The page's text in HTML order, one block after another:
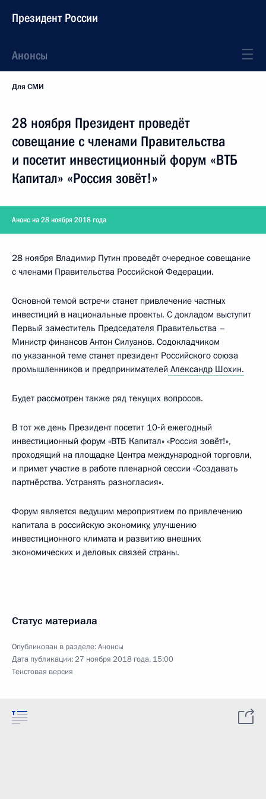
Президент России
Анонсы
Для СМИ
28 ноября Президент проведёт
совещание с членами Правительства
и посетит инвестиционный форум «ВТБ
Капитал» «Россия зовёт!»
Анонс на 28 ноября 2018 года
28 ноября Владимир Путин проведёт очередное совещание
с членами Правительства Российской Федерации.
Основной темой встречи станет привлечение частных
инвестиций в национальные проекты. С докладом выступит
Первый заместитель Председателя Правительства –
Министр финансов Антон Силуанов. Содокладчиком
по указанной теме станет президент Российского союза
промышленников и предпринимателей Александр Шохин.
Будет рассмотрен также ряд текущих вопросов.
В тот же день Президент посетит 10‑й ежегодный
инвестиционный форум «ВТБ Капитал» «Россия зовёт!»,
проходящий на площадке Центра международной торговли,
и примет участие в работе пленарной сессии «Создавать
партнёрства. Устранять разногласия».
Форум является ведущим мероприятием по привлечению
капитала в российскую экономику, улучшению
инвестиционного климата и развитию внешних
экономических и деловых связей страны.
Статус материала
Опубликован в разделе:Анонсы
Дата публикации:27 ноября 2018 года, 15:00
Текстовая версия